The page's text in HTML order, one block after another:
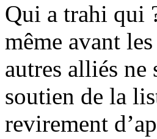
Qui a trahi qui
même avant
autres alliés ne
soutien de la
revirement